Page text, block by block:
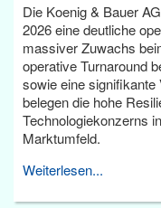
Die Koenig & Bauer
2026 eine deutliche
massiver Zuwachs
operative Turnaround
sowie eine
belegen die hohe
Technologiekonzerns
Marktumfeld.
Weiterlesen...